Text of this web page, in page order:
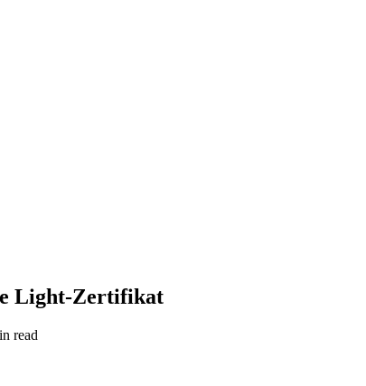
Light-Zertifikat
read